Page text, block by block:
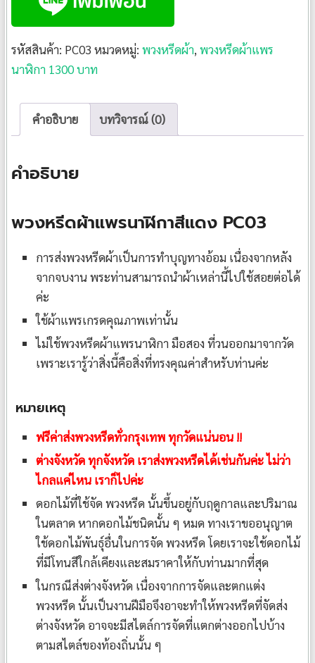
รหัสสินค้า: PC03 หมวดหมู่: พวงหรีดผ้า, พวงหรีดผ้าแพร
นาฬิกา 1300 บาท
คำอธิบาย บทวิจารณ์ (0)
คำอธิบาย
พวงหรีดผ้าแพรนาฬิกาสีแดง PC03
การส่งพวงหรีดผ้าเป็นการทำบุญทางอ้อม เนื่องจากหลัง
จากจบงาน พระท่านสามารถนำผ้าเหล่านี้ไปใช้สอยต่อได้
ค่ะ
ใช้ผ้าแพรเกรดคุณภาพเท่านั้น
ไม่ใช้พวงหรีดผ้าแพรนาฬิกา มือสอง ที่วนออกมาจากวัด
เพราะเรารู้ว่าสิ่งนี้คือสิ่งที่ทรงคุณค่าสำหรับท่านค่ะ
หมายเหตุ
ฟรีค่าส่งพวงหรีดทั่วกรุงเทพ ทุกวัดแน่นอน !!
ต่างจังหวัด ทุกจังหวัด เราส่งพวงหรีดได้เช่นกันค่ะ ไม่ว่า
ไกลแค่ไหน เราก็ไปค่ะ
ดอกไม้ที่ใช้จัด พวงหรีด นั้นขึ้นอยู่กับฤดูกาลและปริมาณ
ในตลาด หากดอกไม้ชนิดนั้น ๆ หมด ทางเราขออนุญาต
ใช้ดอกไม้พันธุ์อื่นในการจัด พวงหรีด โดยเราจะใช้ดอกไม้
ที่มีโทนสีใกล้เคียงและสมราคาให้กับท่านมากที่สุด
ในกรณีส่งต่างจังหวัด เนื่องจากการจัดและตกแต่ง
พวงหรีด นั้นเป็นงานฝีมือจึงอาจะทำให้พวงหรีดที่จัดส่ง
ต่างจังหวัด อาจจะมีสไตล์การจัดที่แตกต่างออกไปบ้าง
ตามสไตล์ของท้องถิ่นนั้น ๆ